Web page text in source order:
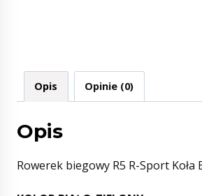
Opis Opinie (0)
Opis
Rowerek biegowy R5 R-Sport Koła